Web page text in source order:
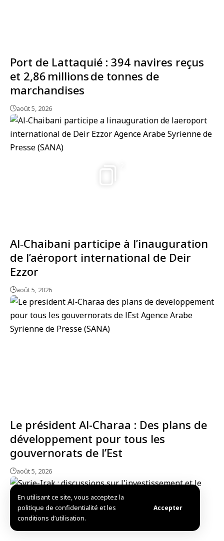
En utilisant ce site, vous acceptez la
politique de confidentialité et les
conditions d’utilisation.
Accepter
Port de Lattaquié : 394 navires reçus
et 2,86 millions de tonnes de
marchandises
août 5, 2026
Al‑Chaibani participe à l’inauguration
de l’aéroport international de Deir
Ezzor
août 5, 2026
Le président Al-Charaa : Des plans de
développement pour tous les
gouvernorats de l’Est
août 5, 2026